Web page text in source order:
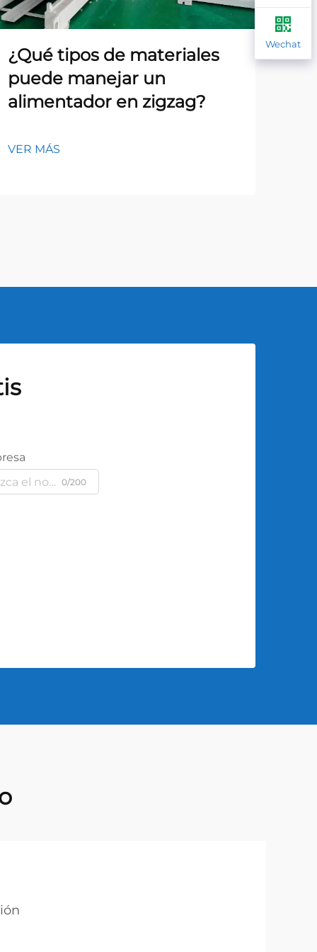
¿Qué tipos de materiales
puede manejar un
alimentador en zigzag?
VER MÁS
0/200
Wechat